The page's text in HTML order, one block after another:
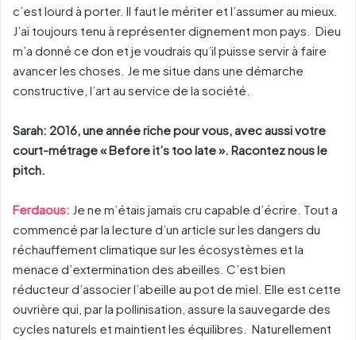
c’est lourd à porter. Il faut le mériter et l’assumer au mieux.
J’ai toujours tenu à représenter dignement mon pays. Dieu
m’a donné ce don et je voudrais qu’il puisse servir à faire
avancer les choses. Je me situe dans une démarche
constructive, l’art au service de la société.
Sarah: 2016, une année riche pour vous, avec aussi votre
court-métrage « Before it’s too late ». Racontez nous le
pitch.
Ferdaous: Je ne m’étais jamais cru capable d’écrire. Tout a
commencé par la lecture d’un article sur les dangers du
réchauffement climatique sur les écosystèmes et la
menace d’extermination des abeilles. C’est bien
réducteur d’associer l’abeille au pot de miel. Elle est cette
ouvrière qui, par la pollinisation, assure la sauvegarde des
cycles naturels et maintient les équilibres. Naturellement